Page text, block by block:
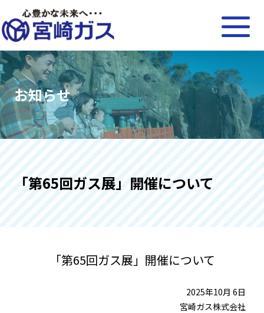
お知らせ
「第65回ガス展」開催について
「第65回ガス展」開催について
2025年10月 6日
宮崎ガス株式会社